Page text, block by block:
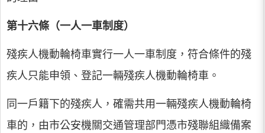
第十六條（一人一車制度）
殘疾人機動輪椅車實行一人一車制度，符合條件的殘
疾人只能申領、登記一輛殘疾人機動輪椅車。
同一戶籍下的殘疾人，確需共用一輛殘疾人機動輪椅
車的，由市公安機關交通管理部門憑市殘聯組織備案